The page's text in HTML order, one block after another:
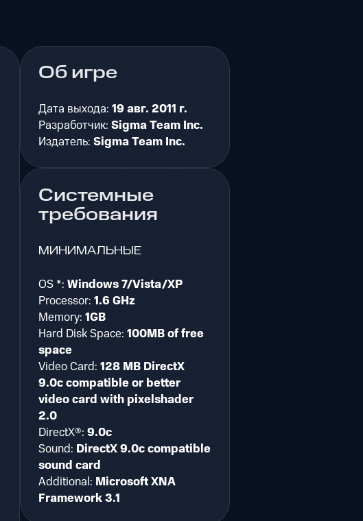
Об игре
Дата выхода: 19 авг. 2011 г.
Разработчик: Sigma Team Inc.
Издатель: Sigma Team Inc.
Системные
требования
МИНИМАЛЬНЫЕ
OS *: Windows 7/Vista/XP
Processor: 1.6 GHz
Memory: 1GB
Hard Disk Space: 100MB of free
space
Video Card: 128 MB DirectX
9.0c compatible or better
video card with pixelshader
2.0
DirectX®: 9.0c
Sound: DirectX 9.0c compatible
sound card
Additional: Microsoft XNA
Framework 3.1